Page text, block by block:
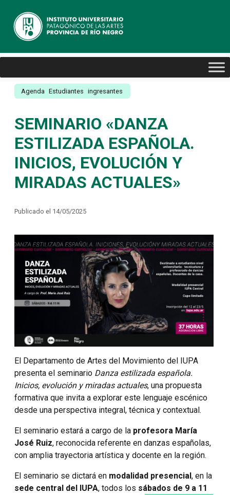
Agenda Estudiantes ingresantes
SEMINARIO «DANZA
ESTILIZADA ESPAÑOLA.
INICIOS, EVOLUCIÓN Y
MIRADAS ACTUALES»
Publicado el 14/05/2025
El Departamento de Artes del Movimiento del IUPA
presenta el seminario Danza estilizada española.
Inicios, evolución y miradas actuales, una propuesta
formativa que invita a explorar este lenguaje escénico
desde una perspectiva integral, técnica y contextual.
El seminario estará a cargo de la profesora María
José Ruiz, reconocida referente en danzas españolas,
con amplia trayectoria artística y docente en la región.
El seminario se dictará en modalidad presencial, en la
sede central del IUPA, todos los sábados de 9 a 11